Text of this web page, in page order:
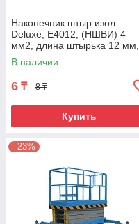
Наконечник штыр изол
Deluxe, Е4012, (НШВИ) 4
мм2, длина штырька 12 мм,
(1000 шт/упак)
В наличии
6 ₸ 8 ₸
Купить
–23%